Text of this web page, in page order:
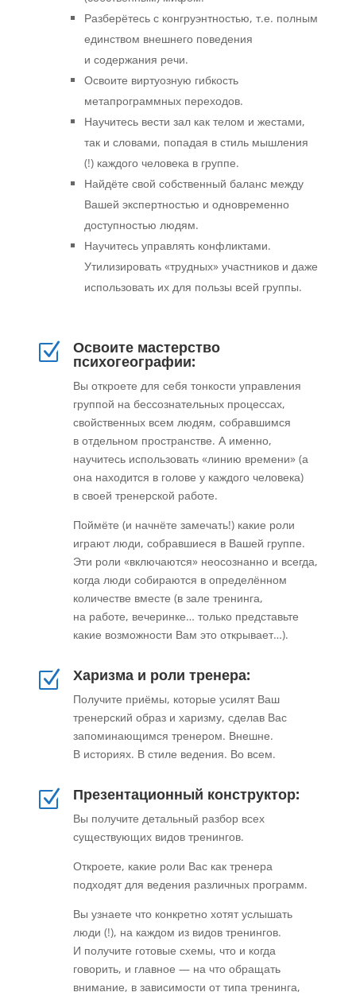
Разберётесь с конгруэнтностью, т.е. полным
единством внешнего поведения
и содержания речи.
Освоите виртуозную гибкость
метапрограммных переходов.
Научитесь вести зал как телом и жестами,
так и словами, попадая в стиль мышления
(!) каждого человека в группе.
Найдёте свой собственный баланс между
Вашей экспертностью и одновременно
доступностью людям.
Научитесь управлять конфликтами.
Утилизировать «трудных» участников и даже
использовать их для пользы всей группы.
Z Освоите мастерство
психогеографии:
Вы откроете для себя тонкости управления
группой на бессознательных процессах,
свойственных всем людям, собравшимся
в отдельном пространстве. А именно,
научитесь использовать «линию времени» (а
она находится в голове у каждого человека)
в своей тренерской работе.
Поймёте (и начнёте замечать!) какие роли
играют люди, собравшиеся в Вашей группе.
Эти роли «включаются» неосознанно и всегда,
когда люди собираются в определённом
количестве вместе (в зале тренинга,
на работе, вечеринке… только представьте
какие возможности Вам это открывает…).
Z Харизма и роли тренера:
Получите приёмы, которые усилят Ваш
тренерский образ и харизму, сделав Вас
запоминающимся тренером. Внешне.
В историях. В стиле ведения. Во всем.
Z Презентационный конструктор:
Вы получите детальный разбор всех
существующих видов тренингов.
Откроете, какие роли Вас как тренера
подходят для ведения различных программ.
Вы узнаете что конкретно хотят услышать
люди (!), на каждом из видов тренингов.
И получите готовые схемы, что и когда
говорить, и главное — на что обращать
внимание, в зависимости от типа тренинга,